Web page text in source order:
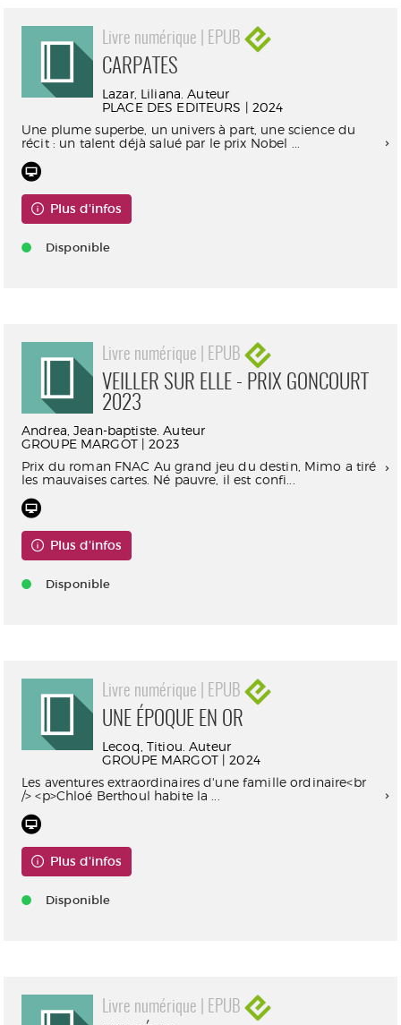
Livre numérique | EPUB
CARPATES
Lazar, Liliana. Auteur
PLACE DES EDITEURS | 2024
Une plume superbe, un univers à part, une science du
récit : un talent déjà salué par le prix Nobel ...
Plus d'infos
Disponible
Livre numérique | EPUB
VEILLER SUR ELLE - PRIX GONCOURT
2023
Andrea, Jean-baptiste. Auteur
GROUPE MARGOT | 2023
Prix du roman FNAC Au grand jeu du destin, Mimo a tiré
les mauvaises cartes. Né pauvre, il est confi...
Plus d'infos
Disponible
Livre numérique | EPUB
UNE ÉPOQUE EN OR
Lecoq, Titiou. Auteur
GROUPE MARGOT | 2024
Les aventures extraordinaires d'une famille ordinaire<br
/> <p>Chloé Berthoul habite la ...
Plus d'infos
Disponible
Livre numérique | EPUB